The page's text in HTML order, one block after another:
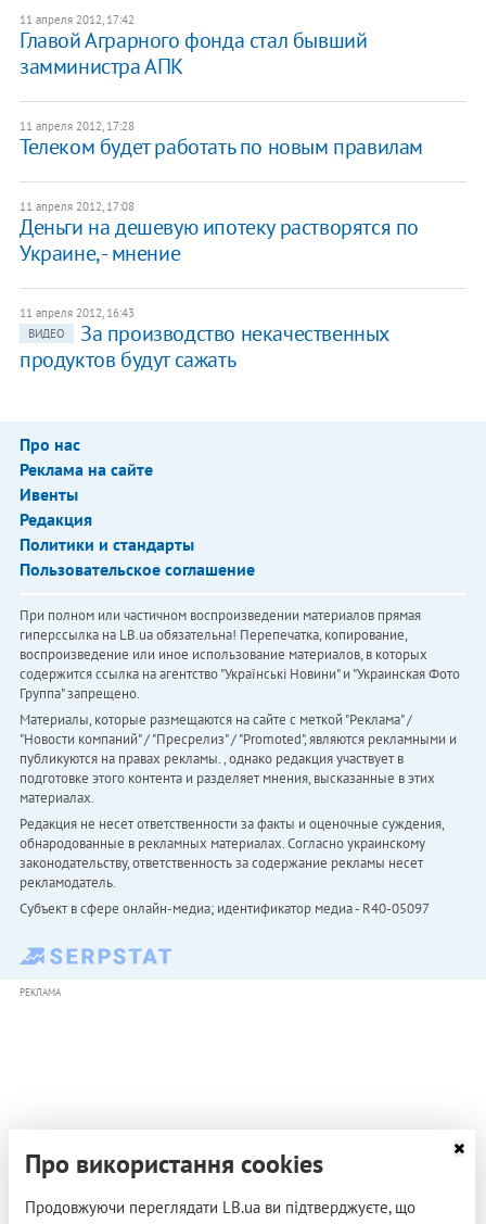
11 апреля 2012, 17:42
Главой Аграрного фонда стал бывший
замминистра АПК
11 апреля 2012, 17:28
Телеком будет работать по новым правилам
11 апреля 2012, 17:08
Деньги на дешевую ипотеку растворятся по
Украине, - мнение
11 апреля 2012, 16:43
ВИДЕО
За производство некачественных
продуктов будут сажать
Про нас
Реклама на сайте
Ивенты
Редакция
Политики и стандарты
Пользовательское соглашение
При полном или частичном воспроизведении материалов прямая
гиперссылка на LB.ua обязательна! Перепечатка, копирование,
воспроизведение или иное использование материалов, в которых
содержится ссылка на агентство "Українськi Новини" и "Украинская Фото
Группа" запрещено.
Материалы, которые размещаются на сайте с меткой "Реклама" /
"Новости компаний" / "Пресрелиз" / "Promoted", являются рекламными и
публикуются на правах рекламы. , однако редакция участвует в
подготовке этого контента и разделяет мнения, высказанные в этих
материалах.
Редакция не несет ответственности за факты и оценочные суждения,
обнародованные в рекламных материалах. Согласно украинскому
законодательству, ответственность за содержание рекламы несет
рекламодатель.
Субъект в сфере онлайн-медиа; идентификатор медиа - R40-05097
РЕКЛАМА
Про використання cookies
Продовжуючи переглядати LB.ua ви підтверджуєте, що